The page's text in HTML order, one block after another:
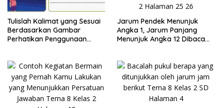
Tulislah Kalimat yang Sesuai
Berdasarkan Gambar
Perhatikan Penggunaan
Halaman 28 29
Jarum Pendek Menunjuk
Angka 1, Jarum Panjang
Menunjuk Angka 12 Dibaca